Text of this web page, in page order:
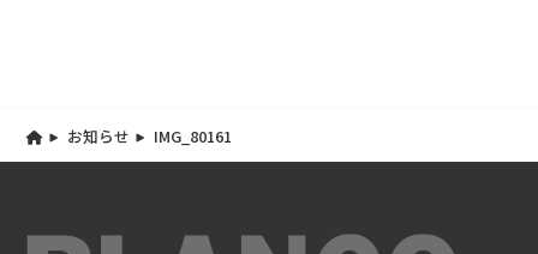
お知らせ IMG_80161